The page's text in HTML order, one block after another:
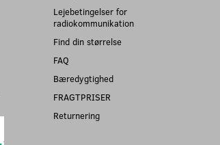
Lejebetingelser for
radiokommunikation
Find din størrelse
FAQ
Bæredygtighed
FRAGTPRISER
Returnering